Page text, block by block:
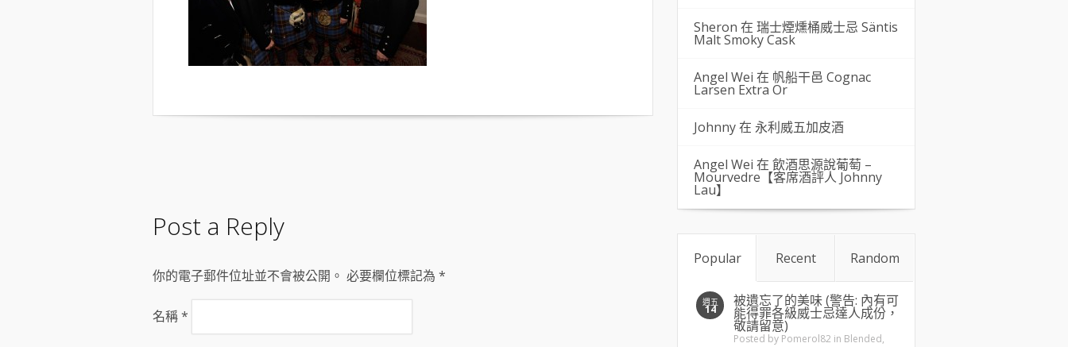
Post a Reply
你的電子郵件位址並不會被公開。 必要欄位標記為 *
名稱*
Sheron 在 瑞士煙燻桶威士忌 Säntis
Malt Smoky Cask
Angel Wei 在 帆船干邑 Cognac
Larsen Extra Or
Johnny 在 永利威五加皮酒
Angel Wei 在 飲酒思源說葡萄 –
Mourvedre【客席酒評人 Johnny
Lau】
Popular Recent Random
週五
14
被遺忘了的美味 (警告: 內有可
能得罪各級威士忌達人成份，
敬請留意)
Posted by Pomerol82 in Blended,